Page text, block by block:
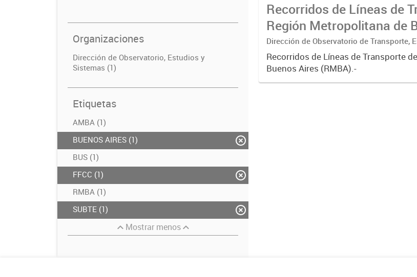
Organizaciones
Dirección de Observatorio, Estudios y
Sistemas (1)
Etiquetas
AMBA (1)
BUENOS AIRES (1)
BUS (1)
FFCC (1)
RMBA (1)
SUBTE (1)
Mostrar menos
Recorridos de Líneas de
Región Metropolitana de
(RMBA)
Dirección de Observatorio de Transporte,
Recorridos de Líneas de Transporte
Buenos Aires (RMBA).-